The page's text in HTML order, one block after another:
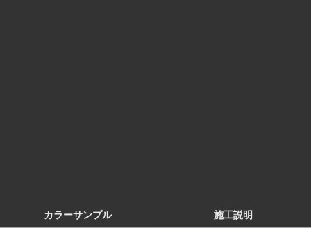
カラーサンプル 施工説明